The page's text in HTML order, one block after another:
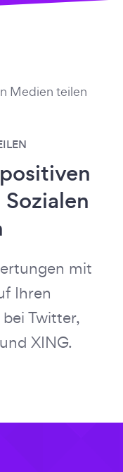
mit
Ihren
Twitter,
XING.